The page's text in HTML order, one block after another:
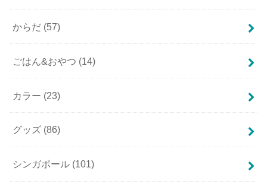
からだ (57)
ごはん&おやつ (14)
カラー (23)
グッズ (86)
シンガポール (101)